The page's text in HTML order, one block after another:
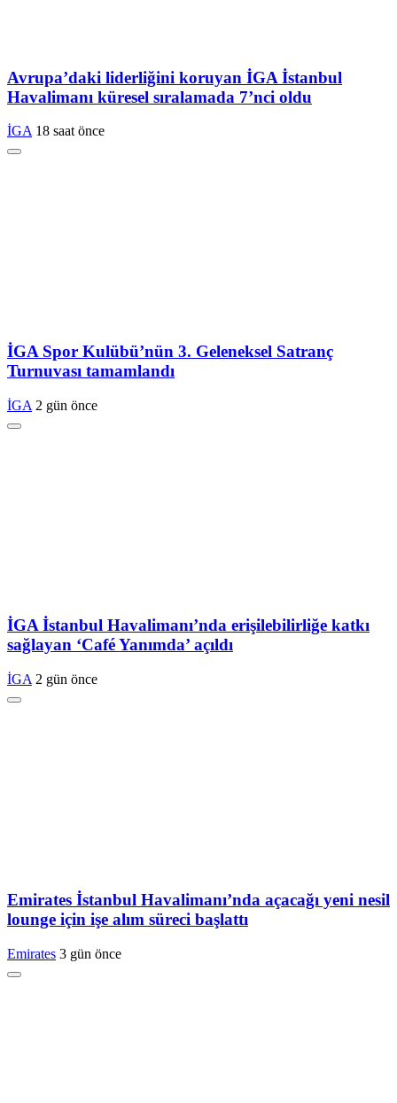
Avrupa’daki liderliğini koruyan İGA İstanbul
Havalimanı küresel sıralamada 7’nci oldu
İGA 18 saat önce
İGA Spor Kulübü’nün 3. Geleneksel Satranç
Turnuvası tamamlandı
İGA 2 gün önce
İGA İstanbul Havalimanı’nda erişilebilirliğe katkı
sağlayan ‘Café Yanımda’ açıldı
İGA 2 gün önce
Emirates İstanbul Havalimanı’nda açacağı yeni nesil
lounge için işe alım süreci başlattı
Emirates 3 gün önce